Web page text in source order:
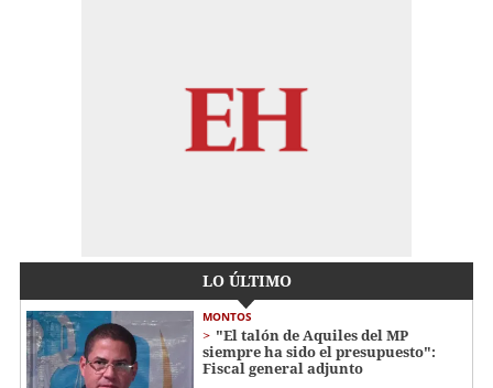
LO ÚLTIMO
MONTOS
"El talón de Aquiles del MP
siempre ha sido el presupuesto":
Fiscal general adjunto